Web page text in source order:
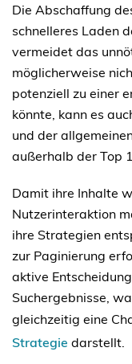
Die Abschaffung
schnelleres Laden
vermeidet das
möglicherweise
potenziell zu einer
könnte, kann es
und der
außerhalb der Top
Damit ihre Inhalte
Nutzerinteraktion
ihre Strategien
zur Paginierung
aktive
Suchergebnisse,
gleichzeitig eine
Strategie darstellt.